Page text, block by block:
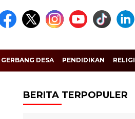
GERBANG DESA PENDIDIKAN RELIGI
BERITA TERPOPULER